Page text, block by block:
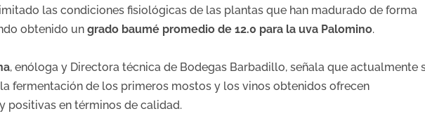
las condiciones fisiológicas de las plantas que han madurado de forma
obtenido ungrado baumé promedio de 12.0 para la uva Palomino.
, enóloga y Directora técnica de Bodegas Barbadillo, señala que actualmente
fermentación de los primeros mostos y los vinos obtenidos ofrecen
positivas en términos de calidad.